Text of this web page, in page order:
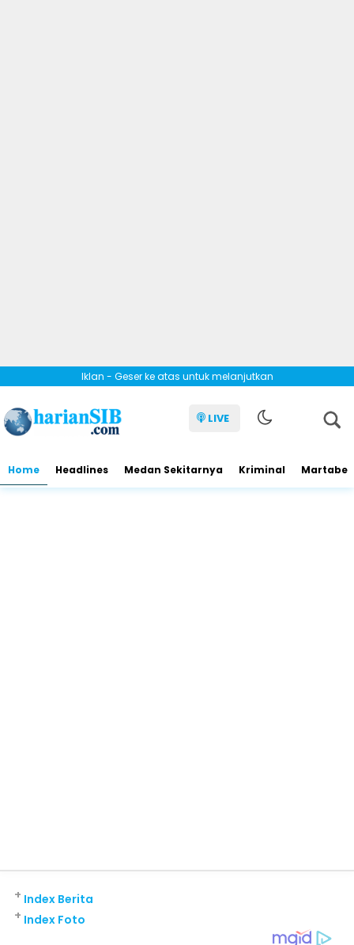
Iklan - Geser ke atas untuk melanjutkan
LIVE
Home Headlines Medan Sekitarnya Kriminal Martabe
Index Berita
+
Index Foto
+